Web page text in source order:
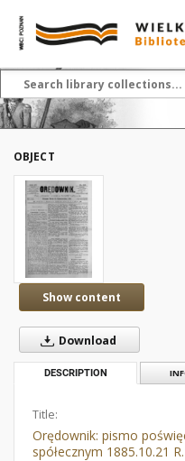
OBJECT
Show content
Download
DESCRIPTION
Title:
Orędownik: pismo
spółecznym 1885.10.21